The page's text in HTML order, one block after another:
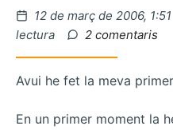
Publicat
el
12 de març de 2006, 1:51
lectura
2 comentaris
Avui he fet la meva
En un primer moment la